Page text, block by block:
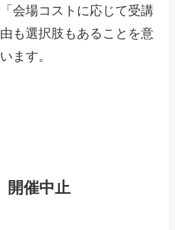
会場コストに応じて受講
も選択肢もあることを意
ます。
開催中止